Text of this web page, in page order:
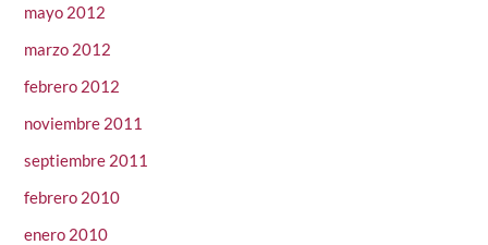
mayo 2012
marzo 2012
febrero 2012
noviembre 2011
septiembre 2011
febrero 2010
enero 2010